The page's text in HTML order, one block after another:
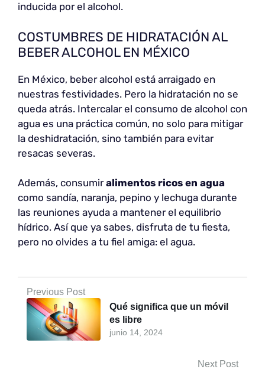
inducida por el alcohol.
COSTUMBRES DE HIDRATACIÓN AL
BEBER ALCOHOL EN MÉXICO
En México, beber alcohol está arraigado en
nuestras festividades. Pero la hidratación no se
queda atrás. Intercalar el consumo de alcohol con
agua es una práctica común, no solo para mitigar
la deshidratación, sino también para evitar
resacas severas.
Además, consumiralimentos ricos en agua
como sandía, naranja, pepino y lechuga durante
las reuniones ayuda a mantener el equilibrio
hídrico. Así que ya sabes, disfruta de tu fiesta,
pero no olvides a tu fiel amiga: el agua.
Previous Post
junio 14, 2024
Qué significa que un móvil
es libre
Next Post